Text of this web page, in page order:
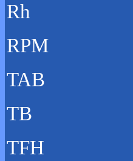
Rh
RPM
TAB Büro
TB
TFH